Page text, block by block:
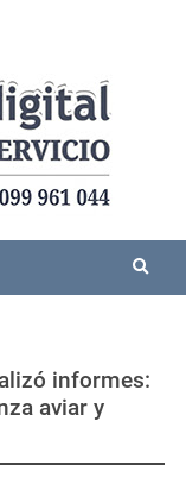
informes:
aviar y